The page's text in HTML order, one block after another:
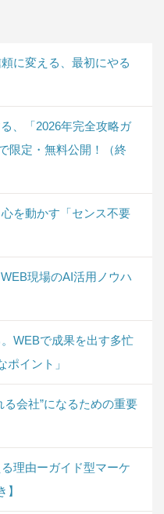
に変える、最初にやる
、「2026年完全攻略ガ
限定・無料公開！（終
を動かす「センス不要
現場のAI活用ノウハ
WEBで成果を出す多忙
イント」
会社”になるための重要
理由ーガイド型マーケ